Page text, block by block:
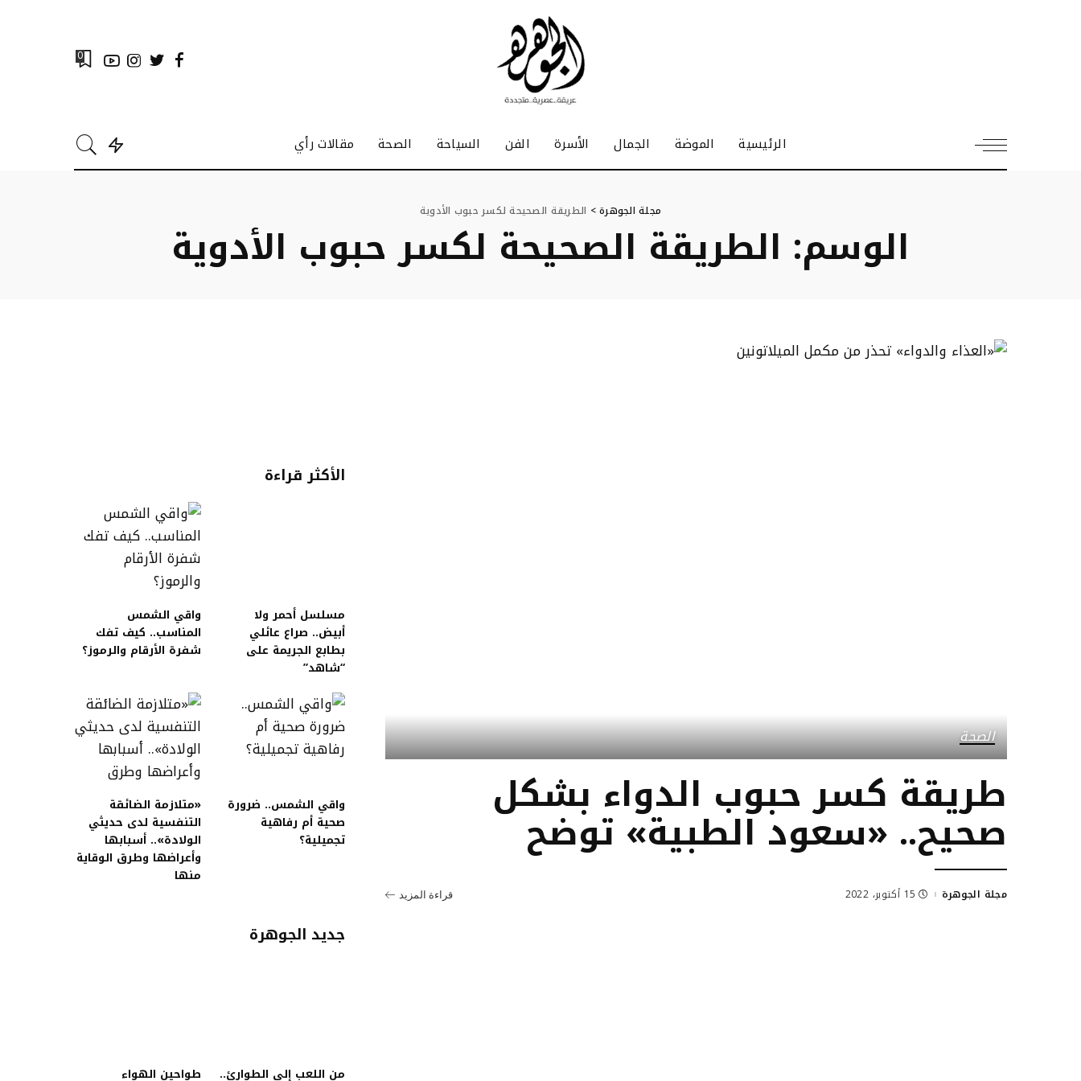
0
الرئيسية الموضة الجمال الأسرة الفن السياحة الصحة مقالات رأي
مجلة الجوهرة> الطريقة الصحيحة لكسر حبوب الأدوية
الوسم: الطريقة الصحيحة لكسر حبوب الأدوية
الصحة
طريقة كسر حبوب الدواء بشكل
صحيح.. «سعود الطبية» توضح
مجلة الجوهرة 15 أكتوبر، 2022 قراءة المزيد
الأكثر قراءة
مسلسل أحمر ولا
أبيض.. صراع عائلي
بطابع الجريمة على
“شاهد”
واقي الشمس
المناسب.. كيف تفك
شفرة الأرقام والرموز؟
واقي الشمس.. ضرورة
صحية أم رفاهية
تجميلية؟
«متلازمة الضائقة
التنفسية لدى حديثي
الولادة».. أسبابها
وأعراضها وطرق الوقاية
منها
جديد الجوهرة
من اللعب إلى الطوارئ.. طواحين الهواء